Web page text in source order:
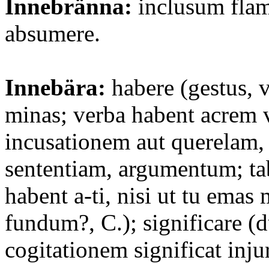
Innebränna: inclusum
absumere.
Innebära: habere (gestus,
minas; verba habent
incusationem aut
sententiam, argumentum;
habent a-ti, nisi ut tu emas
fundum?, C.); significare
cogitationem significat